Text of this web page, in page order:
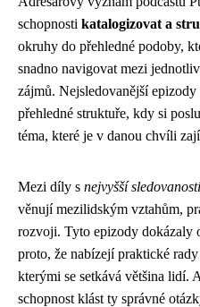
schopnosti katalogizovat a
okruhy do přehledné podoby,
snadno navigovat mezi
zájmů. Nejsledovanější
přehledné struktuře, kdy si
téma, které je v danou chvíli
Mezi díly s nejvyšší sledovaností
věnují mezilidským vztahům,
rozvoji. Tyto epizody dokázaly
proto, že nabízejí praktické
kterými se setkává většina lidí.
schopnost klást ty správné